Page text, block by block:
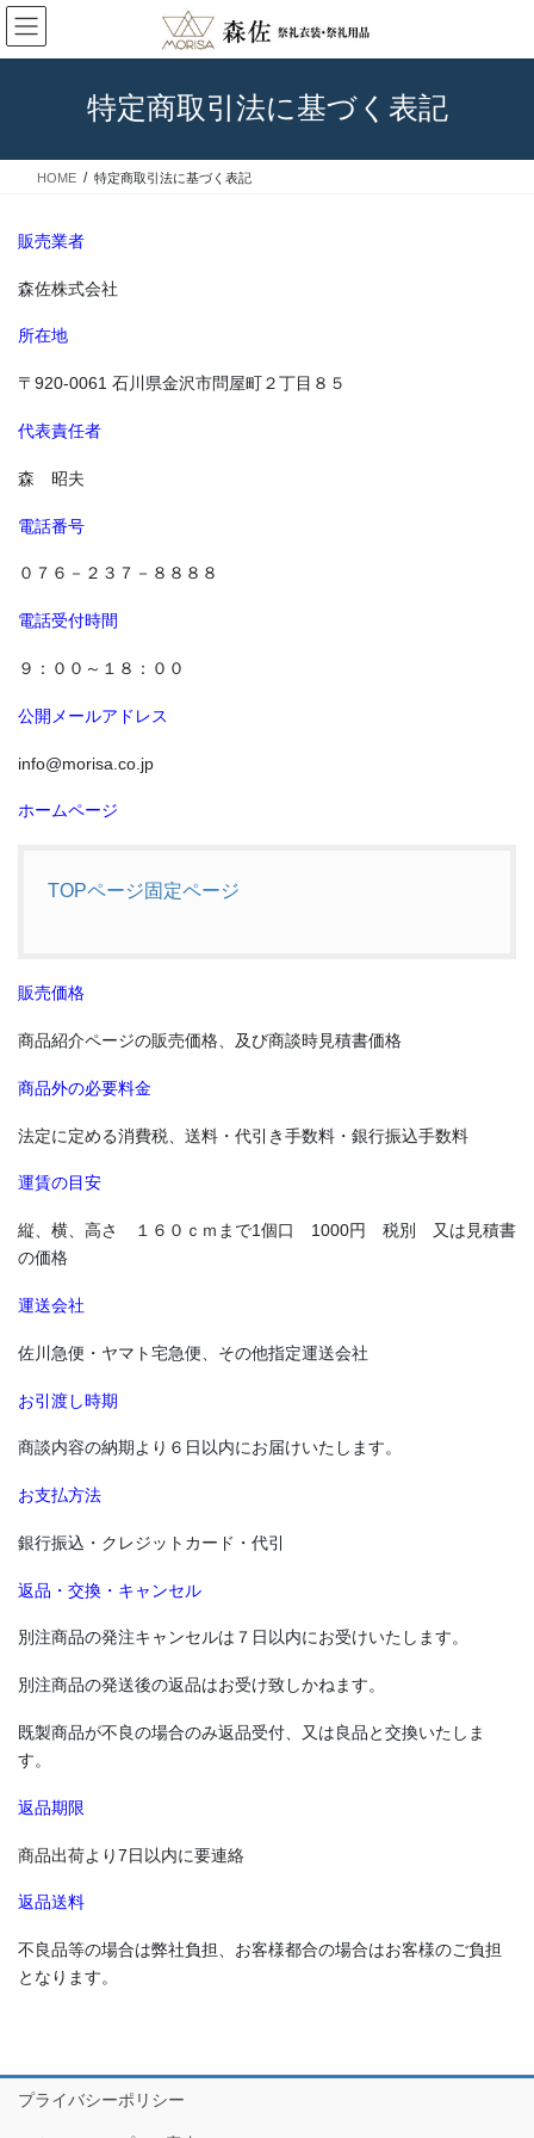
コ
ン
テ
移
ナ
ビ
ゲ
ン
特定商取引法に基づく表記
HOME 特定商取引法に基づく表記
販売業者
森佐株式会社
所在地
〒920-0061 石川県金沢市問屋町２丁目８５
代表責任者
森 昭夫
電話番号
０７６－２３７－８８８８
電話受付時間
９：００～１８：００
公開メールアドレス
info@morisa.co.jp
ホームページ
TOPページ固定ページ
販売価格
商品紹介ページの販売価格、及び商談時見積書価格
商品外の必要料金
法定に定める消費税、送料・代引き手数料・銀行振込手数料
運賃の目安
縦、横、高さ １６０ｃｍまで1個口 1000円 税別 又は見積書
の価格
運送会社
佐川急便・ヤマト宅急便、その他指定運送会社
お引渡し時期
商談内容の納期より６日以内にお届けいたします。
お支払方法
銀行振込・クレジットカード・代引
返品・交換・キャンセル
別注商品の発注キャンセルは７日以内にお受けいたします。
別注商品の発送後の返品はお受け致しかねます。
既製商品が不良の場合のみ返品受付、又は良品と交換いたしま
す。
返品期限
商品出荷より7日以内に要連絡
返品送料
不良品等の場合は弊社負担、お客様都合の場合はお客様のご負担
となります。
プライバシーポリシー
◆エリアでみる石川のお祭り
《奥能登エリア》 能登町「あばれ祭り」、輪島市「輪島大祭」、
リコ祭り」、輪島市「名舟大祭」
「キリコ」とよばれる直方体の形をした山車（だし）の一種が集落
《中能登エリア》 七尾「青柏祭」、七尾「向田の火祭」、七尾
水町「子浦神社獅子舞」、宝達志水町「三十三年式年大祭」
◆奥能登あわせると「キリコ」の数は700本以上。キリコまつりや
勇壮な火祭りのほか、春に七尾では20トンと言われる巨大な山車が